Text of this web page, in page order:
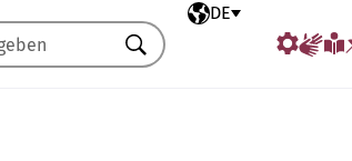
Ausgewählte
DE
Suchen